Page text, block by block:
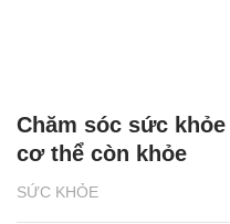
SỨC KHỎE
Chăm sóc sức
cơ thể còn khỏe